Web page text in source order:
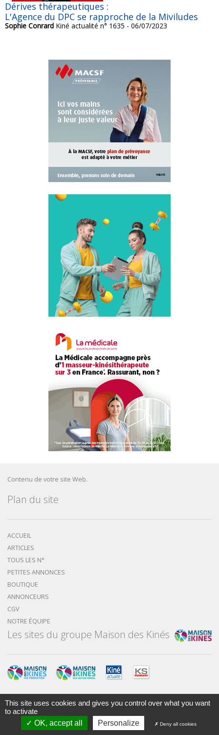
Dérives thérapeutiques :
L'Agence du DPC se rapproche de la Miviludes
Sophie Conrard Kiné actualité n° 1635 - 06/07/2023
Contenu de votre site Web.
Plan du site
ACCUEIL
ARTICLES
TOUS LES N°
PETITES ANNONCES
BOUTIQUE
ANNONCEURS
CGV
NOTRE ÉQUIPE
Les sites du groupe Maison des Kinés
Mentions légales
This site uses cookies and gives you control over what you want
to activate
OK, accept all
Personalize Deny all cookies